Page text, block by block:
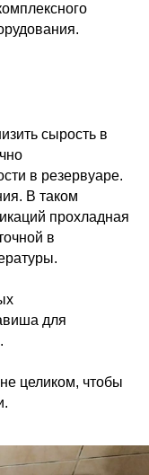
сырость в
в резервуаре.
В таком
прохладная
в
для
целиком, чтобы